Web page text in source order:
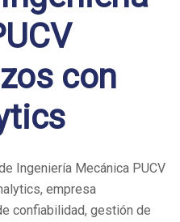
con
Ingeniería Mecánica PUCV
empresa
confiabilidad, gestión de